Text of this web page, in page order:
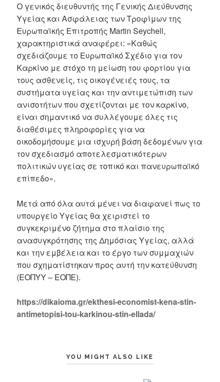
Ο γενικός διευθυντής της Γενικής Διεύθυνσης
Υγείας και Ασφάλειας των Τροφίμων της
Ευρωπαϊκής Επιτροπής Martin Seychell,
χαρακτηριστικά αναφέρει: «Καθώς
σχεδιάζουμε το Ευρωπαϊκό Σχέδιο για τον
Καρκίνο με στόχο τη μείωση του φορτίου για
τους ασθενείς, τις οικογένειές τους, τα
συστήματα υγείας και την αντιμετώπιση των
ανισοτήτων που σχετίζονται με τον καρκίνο,
είναι σημαντικό να συλλέγουμε όλες τις
διαθέσιμες πληροφορίες για να
οικοδομήσουμε μια ισχυρή βάση δεδομένων για
τον σχεδιασμό αποτελεσματικότερων
πολιτικών υγείας σε τοπικό και πανευρωπαϊκό
επίπεδο».
Μετά από όλα αυτά μένει να διαφανεί πως το
υπουργείο Υγείας θα χειριστεί το
συγκεκριμένο ζήτημα στο πλαίσιο της
ανασυγκρότησης της Δημόσιας Υγείας, αλλά
και την εμβέλεια και το έργο των συμμαχιών
που σχηματίστηκαν προς αυτή την κατεύθυνση
(ΕΟΠΥΥ – ΕΟΠΕ).
https://dikaioma.gr/ekthesi-economist-kena-stin-
antimetopisi-tou-karkinou-stin-ellada/
YOU MIGHT ALSO LIKE